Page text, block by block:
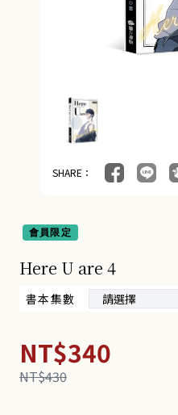
SHARE：
會員限定
Here U are 4
書本集數
NT$340
NT$430